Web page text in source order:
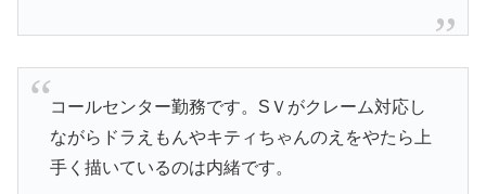
コールセンター勤務です。SＶがクレーム対応し
ながらドラえもんやキティちゃんのえをやたら上
手く描いているのは内緒です。